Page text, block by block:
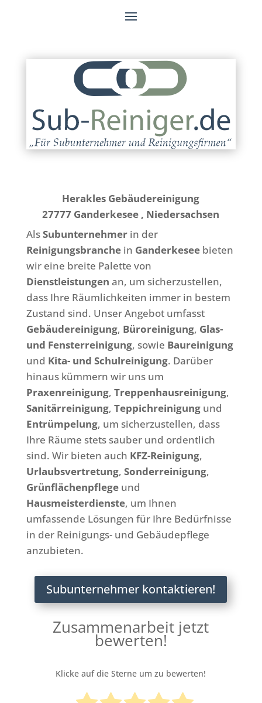
Herakles Gebäudereinigung
27777 Ganderkesee , Niedersachsen
AlsSubunternehmerin der
Reinigungsbranchein Ganderkeseebieten
wir eine breite Palette von
Dienstleistungen an, um sicherzustellen,
dass Ihre Räumlichkeiten immer in bestem
Zustand sind. Unser Angebot umfasst
Gebäudereinigung, Büroreinigung, Glas-
und Fensterreinigung, sowie Baureinigung
und Kita- und Schulreinigung. Darüber
hinaus kümmern wir uns um
Praxenreinigung, Treppenhausreinigung,
Sanitärreinigung, Teppichreinigungund
Entrümpelung, um sicherzustellen, dass
Ihre Räume stets sauber und ordentlich
sind. Wir bieten auch KFZ-Reinigung,
Urlaubsvertretung, Sonderreinigung,
Grünflächenpflegeund
Hausmeisterdienste, um Ihnen
umfassende Lösungen für Ihre Bedürfnisse
in der Reinigungs- und Gebäudepflege
anzubieten.
Subunternehmer kontaktieren!
Zusammenarbeit jetzt
bewerten!
Klicke auf die Sterne um zu bewerten!